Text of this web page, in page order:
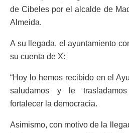
de Cibeles por el alcalde de
Almeida.
A su llegada, el ayuntamiento
su cuenta de X:
“Hoy lo hemos recibido en el
saludamos y le
fortalecer la democracia.
Asimismo, con motivo de la